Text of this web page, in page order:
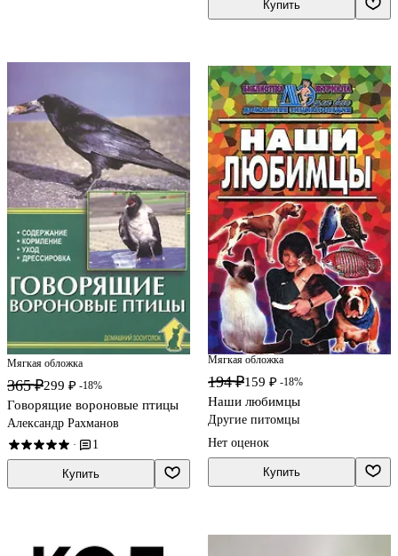
Купить
Мягкая обложка
365 ₽299 ₽ -18%
Говорящие вороновые птицы
Александр Рахманов
· 1
Купить
Мягкая обложка
194 ₽159 ₽ -18%
Наши любимцы
Другие питомцы
Нет оценок
Купить